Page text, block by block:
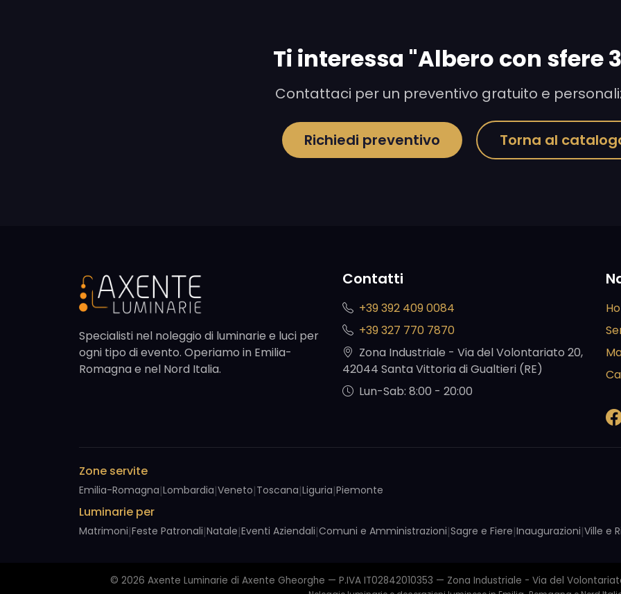
Ti interessa "Albero con sfere
Contattaci per un preventivo gratuito e
Richiedi preventivo Torna al
Specialisti nel noleggio di luminarie e luci per
ogni tipo di evento. Operiamo in Emilia-
Romagna e nel Nord Italia.
Contatti
+39 392 409 0084
+39 327 770 7870
Zona Industriale - Via del Volontariato 20,
42044 Santa Vittoria di Gualtieri (RE)
Lun-Sab: 8:00 - 20:00
Zone servite
Emilia-Romagna|Lombardia|Veneto|Toscana|Liguria|Piemonte
Luminarie per
Matrimoni|Feste Patronali|Natale|Eventi Aziendali|Comuni e Amministrazioni|Sagre e Fiere|Inaugurazioni|Ville e
© 2026 Axente Luminarie di Axente Gheorghe — P.IVA IT02842010353 — Zona Industriale - Via del